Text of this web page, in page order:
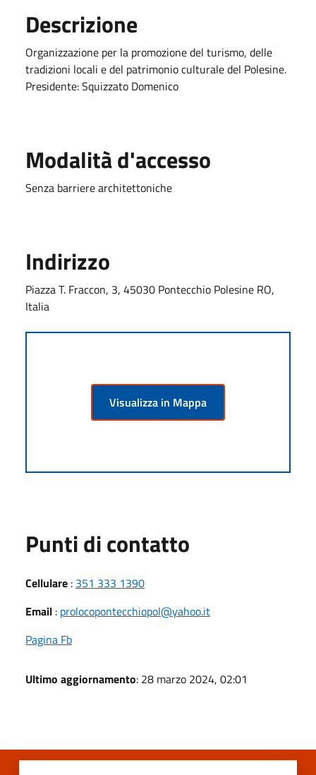
Descrizione
Organizzazione per la promozione del turismo, delle
tradizioni locali e del patrimonio culturale del Polesine.
Presidente: Squizzato Domenico
Modalità d'accesso
Senza barriere architettoniche
Indirizzo
Piazza T. Fraccon, 3, 45030 Pontecchio Polesine RO,
Italia
Visualizza in Mappa
Punti di contatto
Cellulare : 351 333 1390
Email : prolocopontecchiopol@yahoo.it
Pagina Fb
Ultimo aggiornamento: 28 marzo 2024, 02:01